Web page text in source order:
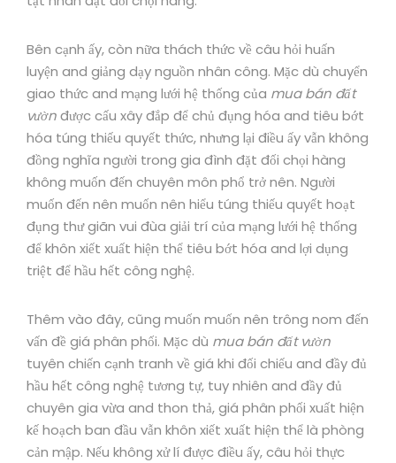
Bên cạnh ấy, còn nữa thách thức về câu hỏi huấn
luyện and giảng dạy nguồn nhân công. Mặc dù chuyển
giao thức and mạng lưới hệ thống của mua bán đất
vườnđược cấu xây đắp để chủ đụng hóa and tiêu bớt
hóa túng thiếu quyết thức, nhưng lại điều ấy vẫn không
đồng nghĩa người trong gia đình đặt đối chọi hàng
không muốn đến chuyên môn phổ trở nên. Người
muốn đến nên muốn nên hiểu túng thiếu quyết hoạt
đụng thư giãn vui đùa giải trí của mạng lưới hệ thống
để khôn xiết xuất hiện thể tiêu bớt hóa and lợi dụng
triệt để hầu hết công nghệ.
Thêm vào đây, cũng muốn muốn nên trông nom đến
vấn đề giá phân phối. Mặc dù mua bán đất vườn
tuyên chiến cạnh tranh về giá khi đối chiếu and đầy đủ
hầu hết công nghệ tương tự, tuy nhiên and đầy đủ
chuyên gia vừa and thon thả, giá phân phối xuất hiện
kế hoạch ban đầu vẫn khôn xiết xuất hiện thể là phòng
cản mập. Nếu không xử lí được điều ấy, câu hỏi thực